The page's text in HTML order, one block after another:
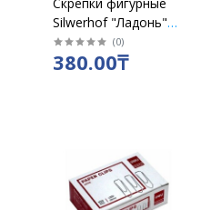
Silwerhof "Ладонь"
20 шт /493001
(0)
380.00₸